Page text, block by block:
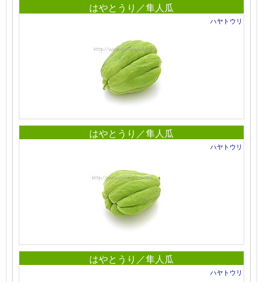
はやとうり／隼人瓜
ハヤトウリ
はやとうり／隼人瓜
ハヤトウリ
はやとうり／隼人瓜
ハヤトウリ